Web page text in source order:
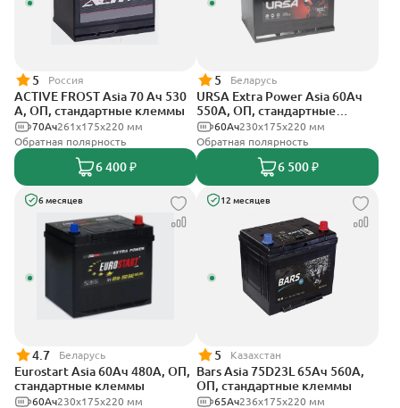
5 Россия
ACTIVE FROST Asia 70 Ач 530
А, ОП, стандартные клеммы
261x175x220 мм
70Ач
Обратная полярность
6 400 ₽
5 Беларусь
URSA Extra Power Asia 60Ач
550А, ОП, стандартные
клеммы230x175x220 мм
60Ач
Обратная полярность
6 500 ₽
6 месяцев
4.7 Беларусь
Eurostart Asia 60Ач 480А, ОП,
стандартные клеммы
230x175x220 мм
60Ач
12 месяцев
5 Казахстан
Bars Asia 75D23L 65Ач 560А,
ОП, стандартные клеммы
236х175х220 мм
65Ач